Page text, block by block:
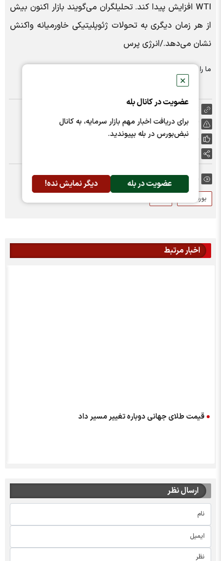
✕
عضویت در کانال بله
برای دریافت اخبار مهم بازار سرمایه، به کانال
نبض‌بورس در بله بپیوندید.
عضویت در بله دیگر نمایش نده!
WTI افزایش پیدا کند. تحلیلگران می‌گویند بازار اکنون بیش
از هر زمان دیگری به تحولات ژئوپلیتیکی خاورمیانه واکنش
نشان می‌دهد./انرژی پرس
ما را در شبکه های اجتماعی دنبال کنید :
https://nabzebourse.com/000Xvk
گزارش خطا
پسندها: 0
برچسب ها:
بورس کالا
اخبار مرتبط
قیمت طلای جهانی دوباره تغییر مسیر داد
ارسال نظر